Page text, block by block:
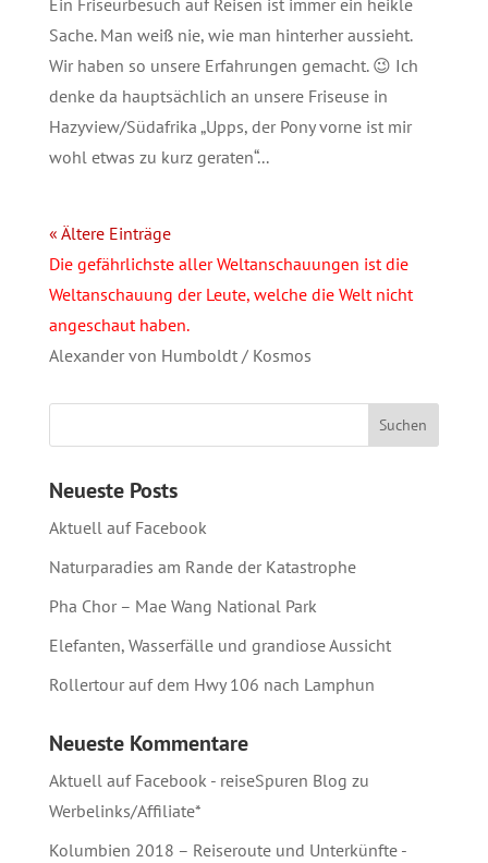
Ein Friseurbesuch auf Reisen ist immer ein heikle
Sache. Man weiß nie, wie man hinterher aussieht.
Wir haben so unsere Erfahrungen gemacht. 😉 Ich
denke da hauptsächlich an unsere Friseuse in
Hazyview/Südafrika „Upps, der Pony vorne ist mir
wohl etwas zu kurz geraten“...
« Ältere Einträge
Die gefährlichste aller Weltanschauungen ist die
Weltanschauung der Leute, welche die Welt nicht
angeschaut haben.
Alexander von Humboldt / Kosmos
Neueste Posts
Aktuell auf Facebook
Naturparadies am Rande der Katastrophe
Pha Chor – Mae Wang National Park
Elefanten, Wasserfälle und grandiose Aussicht
Rollertour auf dem Hwy 106 nach Lamphun
Neueste Kommentare
Aktuell auf Facebook - reiseSpuren Blog zu
Werbelinks/Affiliate*
Kolumbien 2018 – Reiseroute und Unterkünfte -